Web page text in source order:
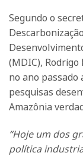
Segundo o
(MDIC),
no ano
pesquisas
Amazônia
“Hoje um dos
política